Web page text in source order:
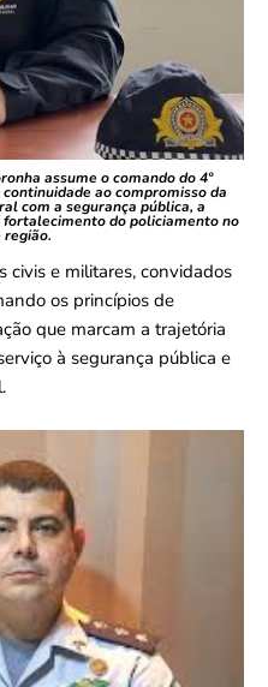
assume o comando do 4º
ao compromisso da
com a segurança pública, a
do policiamento no
região.
civis e militares, convidados
os princípios de
que marcam a trajetória
à segurança pública e